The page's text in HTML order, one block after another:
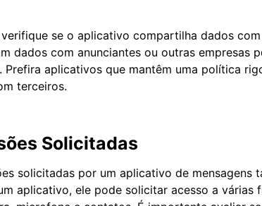
se o aplicativo compartilha dados
dados com anunciantes ou outras empresas
Prefira aplicativos que mantêm uma política
terceiros.
Solicitadas
solicitadas por um aplicativo de mensagens
aplicativo, ele pode solicitar acesso a várias